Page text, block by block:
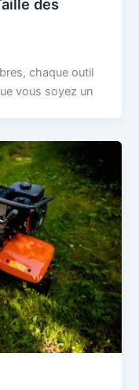
des
chaque outil
vous soyez un